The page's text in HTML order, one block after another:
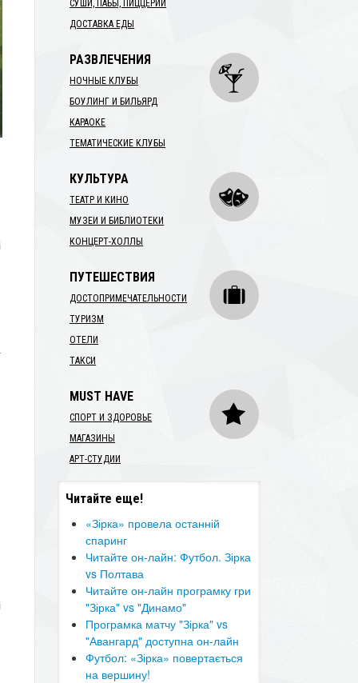
СУШИ, ПАБЫ, ПИЦЦЕРИИ
ДОСТАВКА ЕДЫ
РАЗВЛЕЧЕНИЯ
НОЧНЫЕ КЛУБЫ
БОУЛИНГ И БИЛЬЯРД
КАРАОКЕ
ТЕМАТИЧЕСКИЕ КЛУБЫ
КУЛЬТУРА
ТЕАТР И КИНО
МУЗЕИ И БИБЛИОТЕКИ
КОНЦЕРТ-ХОЛЛЫ
ПУТЕШЕСТВИЯ
ДОСТОПРИМЕЧАТЕЛЬНОСТИ
ТУРИЗМ
ОТЕЛИ
ТАКСИ
MUST HAVE
СПОРТ И ЗДОРОВЬЕ
МАГАЗИНЫ
АРТ-СТУДИИ
Читайте еще!
«Зірка» провела останній
спаринг
Читайте он-лайн: Футбол. Зірка
vs Полтава
Читайте он-лайн програмку гри
"Зірка" vs "Динамо"
Програмка матчу "Зірка" vs
"Авангард" доступна он-лайн
Футбол: «Зірка» повертається
на вершину!